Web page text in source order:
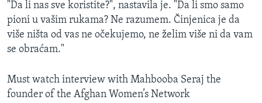
"Da li nas sve koristite?", nastavila je. "Da li smo samo
pioni u vašim rukama? Ne razumem. Činjenica je da
više ništa od vas ne očekujemo, ne želim više ni da vam
se obraćam."
Must watch interview with Mahbooba Seraj the
founder of the Afghan Women’s Network